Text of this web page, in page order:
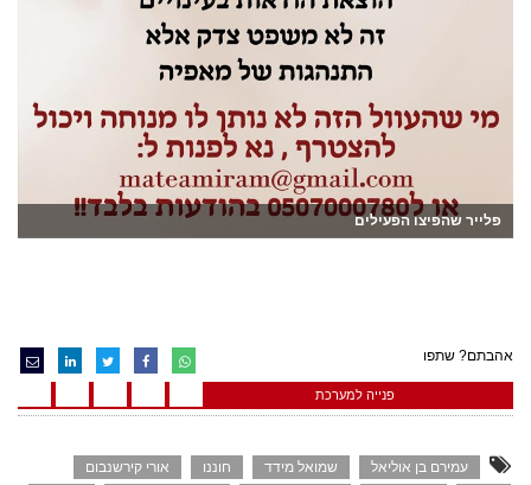
פלייר שהפיצו הפעילים
אהבתם? שתפו
פנייה למערכת
עמירם בן אוליאל שמואל מידד חוננו
אורי קירשנבום